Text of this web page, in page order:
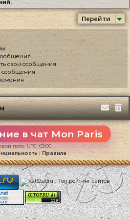
Перейти
свои сообщения
сообщения
в чат Mon Paris
пояс:UTC+03:00
|Правила